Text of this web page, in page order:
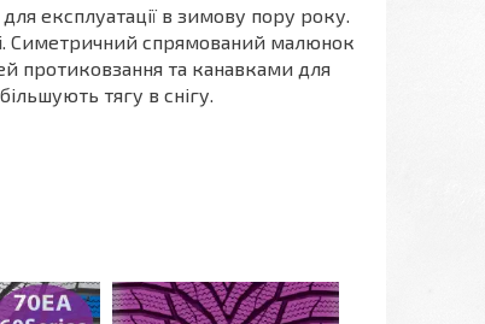
експлуатації в зимову пору року.
Симетричний спрямований малюнок
протиковзання та канавками для
тягу в снігу.